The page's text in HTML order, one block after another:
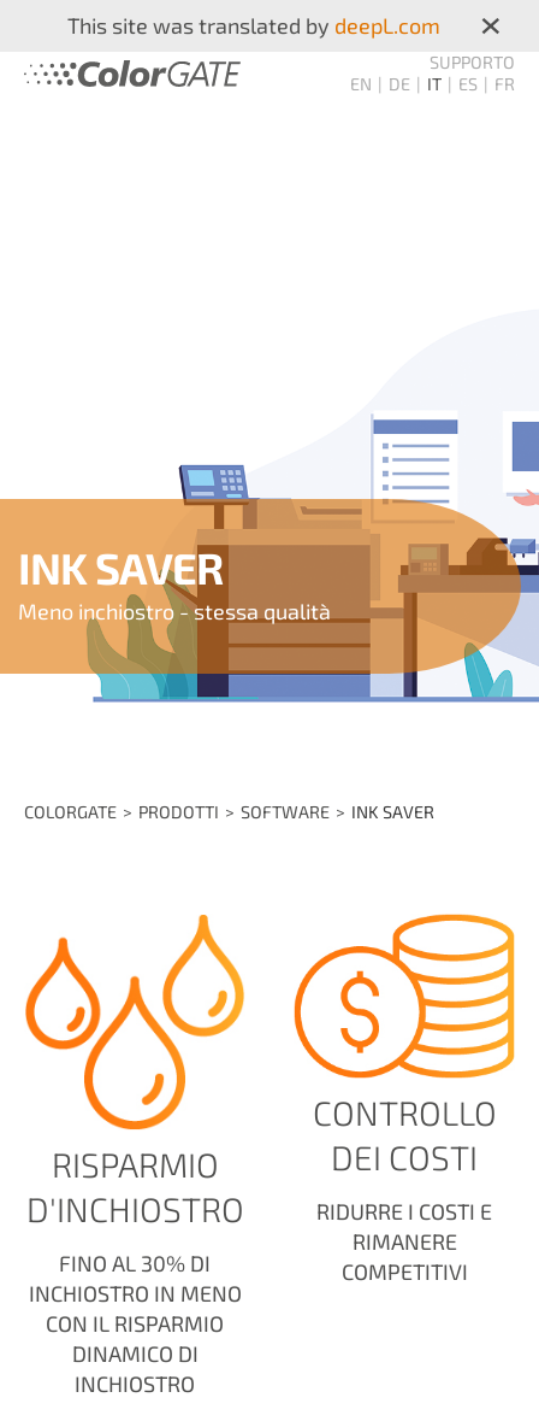
This site was translated by deepL.com ×
SUPPORTO
EN
DE IT ES FR
INK SAVER
Meno inchiostro - stessa qualità
COLORGATE PRODOTTI SOFTWARE INK SAVER
RISPARMIO
D'INCHIOSTRO
FINO AL 30% DI
INCHIOSTRO IN MENO
CON IL RISPARMIO
DINAMICO DI
INCHIOSTRO
CONTROLLO
DEI COSTI
RIDURRE I COSTI E
RIMANERE
COMPETITIVI